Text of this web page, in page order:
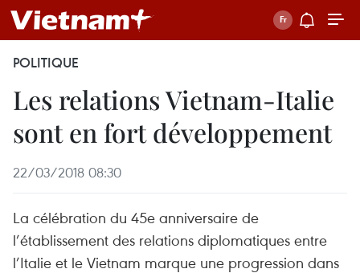
POLITIQUE
Les relations Vietnam-Italie
sont en fort développement
22/03/2018 08:30
La célébration du 45e anniversaire de
l’établissement des relations diplomatiques entre
l’Italie et le Vietnam marque une progression dans